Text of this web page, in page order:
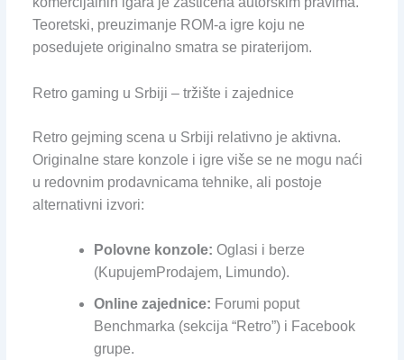
Teoretski, preuzimanje ROM-a igre koju ne
posedujete originalno smatra se piraterijom.
Retro gaming u Srbiji – tržište i zajednice
Retro gejming scena u Srbiji relativno je aktivna.
Originalne stare konzole i igre više se ne mogu naći
u redovnim prodavnicama tehnike, ali postoje
alternativni izvori:
Polovne konzole: Oglasi i berze
(KupujemProdajem, Limundo).
Online zajednice: Forumi poput
Benchmarka (sekcija “Retro”) i Facebook
grupe.